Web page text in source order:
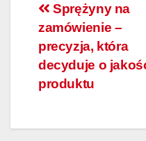
Nawigacja
wpisu
Sprężyny na
zamówienie –
precyzja, która
decyduje o
produktu